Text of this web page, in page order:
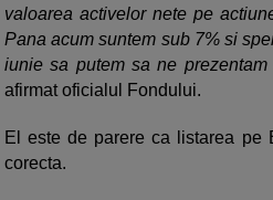
valoarea activelor nete pe
Pana acum suntem sub 7% si
iunie sa putem sa ne
afirmat oficialul Fondului.
El este de parere ca listarea pe
corecta.